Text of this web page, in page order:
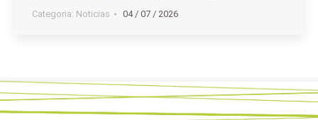
Categoria: Noticias 04 / 07 / 2026